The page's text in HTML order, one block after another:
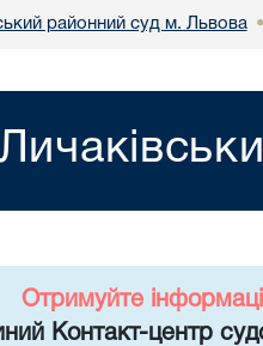
районний суд м. Львова •
Отримуйте
Контакт-центр